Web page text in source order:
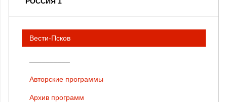
Вести-Псков
Авторские программы
Архив программ